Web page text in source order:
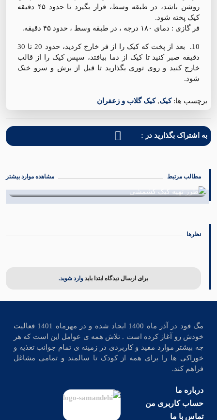
روشن باشد، در طبقه وسط، قرار بگیرد تا حدود ۴۵ دقیقه
کیک پخته شود.
فر گازی : دمای ۱۸۰ درجه ، در طبقه وسط ، حدود ۴۵ دقیقه.
10. بعد از پخت که کیک را از فر خارج کردید، حدود 20 تا 30
دقیقه صبر کنید تا کیک از دما بیافتد، سپس کیک را از قالب
خارج کنید و روی توری بگذارید تا قبل از برش و سرو خنک
شود.
برچسب ها: کیک,کیک گلاب و زعفران
به اشتراک بگذارید در :
مطالب مرتبط مشاهده موارد بیشتر
نظرها
برای ارسال دیدگاه ابتدا باید وارد شوید.
مگ فود در آذر ماه 1400 ایجاد شده و در مهرماه 1401 فعالیت
خودش رو آغاز کرده است . تلاش همه ی عوامل این است که هر
چه بیشتر موارد مفید و کاربردی در زمینه ی تمام جوانب تغذیه و
خوراکی ها را برای همه از کودک تا سالمند و تمامی مشاغل
فراهم کند.
درباره ما
حساب کاربری من
تماس با ما